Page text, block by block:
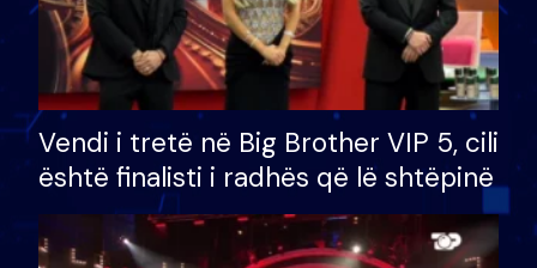
Vendi i tretë në Big Brother VIP 5, cili
është finalisti i radhës që lë shtëpinë